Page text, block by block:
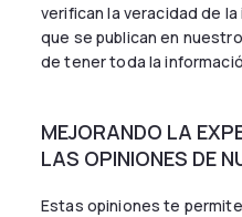
verifican la veracidad de
que se publican en
de tener toda la
MEJORANDO LA
LAS OPINIONES DE
Estas opiniones te